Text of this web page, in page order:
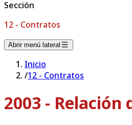
Sección
12 - Contratos
Abrir menú lateral
Inicio
/12 - Contratos
2003 -